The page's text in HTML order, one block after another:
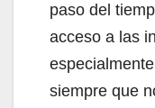
paso del
acceso a las
siempre que